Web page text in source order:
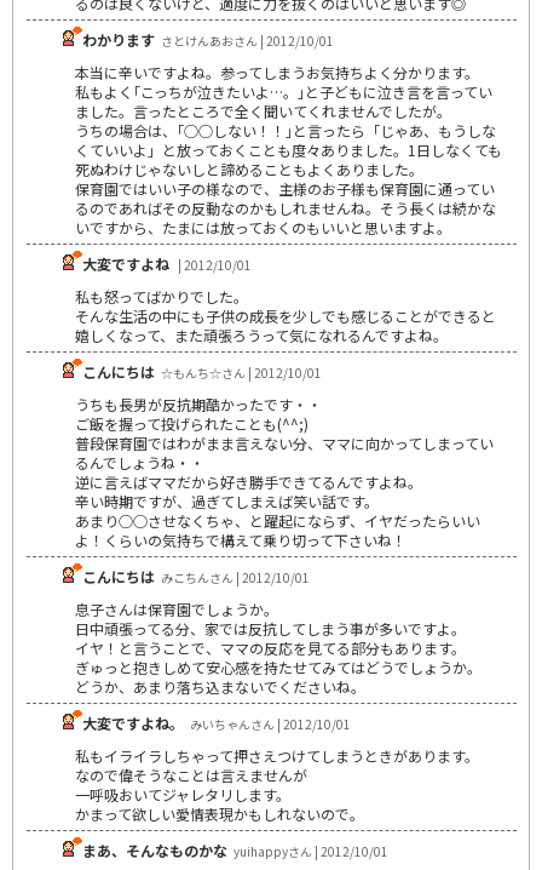
わかります さとけんあおさん | 2012/10/01
本当に辛いですよね。参ってしまうお気持ちよく分かります。
私もよく｢こっちが泣きたいよ…。｣と子どもに泣き言を言ってい
ました。言ったところで全く聞いてくれませんでしたが。
うちの場合は、｢○○しない！！｣と言ったら「じゃあ、もうしな
くていいよ」と放っておくことも度々ありました。1日しなくても
死ぬわけじゃないしと諦めることもよくありました。
保育園ではいい子の様なので、主様のお子様も保育園に通ってい
るのであればその反動なのかもしれませんね。そう長くは続かな
いですから、たまには放っておくのもいいと思いますよ。
大変ですよね | 2012/10/01
私も怒ってばかりでした。
そんな生活の中にも子供の成長を少しでも感じることができると
嬉しくなって、また頑張ろうって気になれるんですよね。
こんにちは ☆もんち☆さん | 2012/10/01
うちも長男が反抗期酷かったです・・
ご飯を握って投げられたことも(^^;)
普段保育園ではわがまま言えない分、ママに向かってしまってい
るんでしょうね・・
逆に言えばママだから好き勝手できてるんですよね。
辛い時期ですが、過ぎてしまえば笑い話です。
あまり○○させなくちゃ、と躍起にならず、イヤだったらいい
よ！くらいの気持ちで構えて乗り切って下さいね！
こんにちは みこちんさん | 2012/10/01
息子さんは保育園でしょうか。
日中頑張ってる分、家では反抗してしまう事が多いですよ。
イヤ！と言うことで、ママの反応を見てる部分もあります。
ぎゅっと抱きしめて安心感を持たせてみてはどうでしょうか。
どうか、あまり落ち込まないでくださいね。
大変ですよね。
みいちゃんさん | 2012/10/01
私もイライラしちゃって押さえつけてしまうときがあります。
なので偉そうなことは言えませんが
一呼吸おいてジャレタリします。
かまって欲しい愛情表現かもしれないので。
まあ、そんなものかな yuihappyさん | 2012/10/01